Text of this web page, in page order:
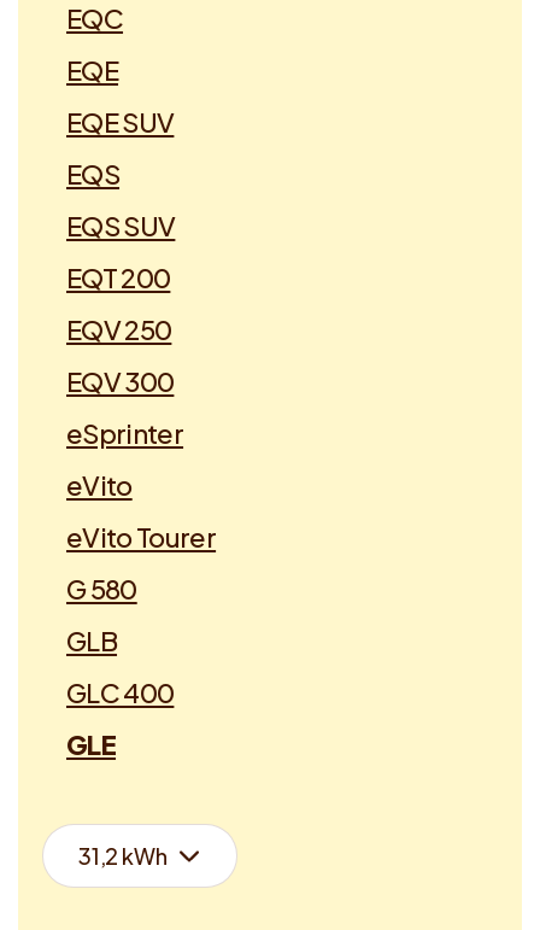
EQC
EQE
EQE SUV
EQS
EQS SUV
EQT 200
EQV 250
EQV 300
eSprinter
eVito
eVito Tourer
G 580
GLB
GLC 400
GLE